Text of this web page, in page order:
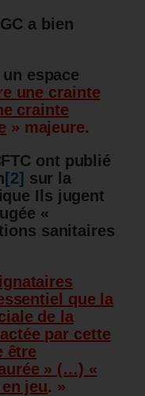
a bien
espace
une crainte
crainte
» majeure.
ont publié
[2] sur la
Ils jugent
«
sanitaires
que la
de la
par cette
être
» (…) «
jeu. »